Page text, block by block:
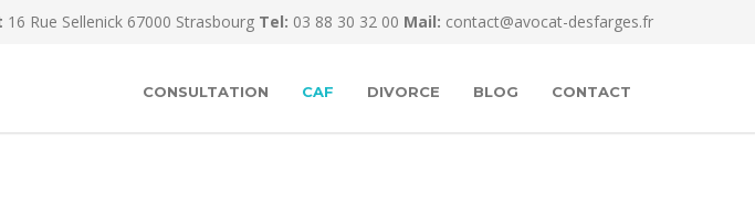
16 Rue Sellenick 67000 Strasbourg Tel: 03 88 30 32 00 Mail: contact@avocat-desfarges.fr
CONSULTATION CAF DIVORCE BLOG CONTACT